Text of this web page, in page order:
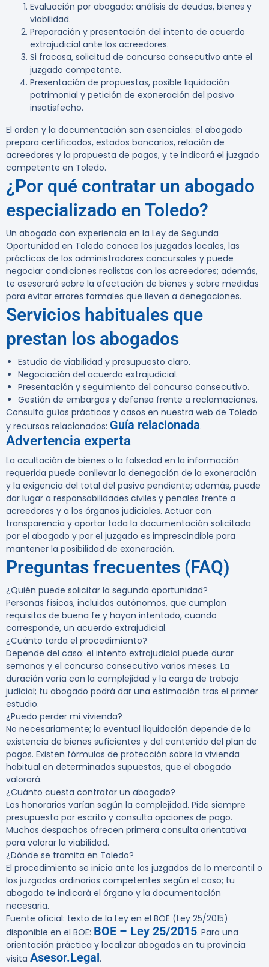
Evaluación por abogado: análisis de deudas, bienes y
viabilidad.
Preparación y presentación del intento de acuerdo
extrajudicial ante los acreedores.
Si fracasa, solicitud de concurso consecutivo ante el
juzgado competente.
Presentación de propuestas, posible liquidación
patrimonial y petición de exoneración del pasivo
insatisfecho.
El orden y la documentación son esenciales: el abogado
prepara certificados, estados bancarios, relación de
acreedores y la propuesta de pagos, y te indicará el juzgado
competente en Toledo.
¿Por qué contratar un abogado
especializado en Toledo?
Un abogado con experiencia en la Ley de Segunda
Oportunidad en Toledo conoce los juzgados locales, las
prácticas de los administradores concursales y puede
negociar condiciones realistas con los acreedores; además,
te asesorará sobre la afectación de bienes y sobre medidas
para evitar errores formales que lleven a denegaciones.
Servicios habituales que
prestan los abogados
Estudio de viabilidad y presupuesto claro.
Negociación del acuerdo extrajudicial.
Presentación y seguimiento del concurso consecutivo.
Gestión de embargos y defensa frente a reclamaciones.
Consulta guías prácticas y casos en nuestra web de Toledo
y recursos relacionados: Guía relacionada.
Advertencia experta
La ocultación de bienes o la falsedad en la información
requerida puede conllevar la denegación de la exoneración
y la exigencia del total del pasivo pendiente; además, puede
dar lugar a responsabilidades civiles y penales frente a
acreedores y a los órganos judiciales. Actuar con
transparencia y aportar toda la documentación solicitada
por el abogado y por el juzgado es imprescindible para
mantener la posibilidad de exoneración.
Preguntas frecuentes (FAQ)
¿Quién puede solicitar la segunda oportunidad?
Personas físicas, incluidos autónomos, que cumplan
requisitos de buena fe y hayan intentado, cuando
corresponde, un acuerdo extrajudicial.
¿Cuánto tarda el procedimiento?
Depende del caso: el intento extrajudicial puede durar
semanas y el concurso consecutivo varios meses. La
duración varía con la complejidad y la carga de trabajo
judicial; tu abogado podrá dar una estimación tras el primer
estudio.
¿Puedo perder mi vivienda?
No necesariamente; la eventual liquidación depende de la
existencia de bienes suficientes y del contenido del plan de
pagos. Existen fórmulas de protección sobre la vivienda
habitual en determinados supuestos, que el abogado
valorará.
¿Cuánto cuesta contratar un abogado?
Los honorarios varían según la complejidad. Pide siempre
presupuesto por escrito y consulta opciones de pago.
Muchos despachos ofrecen primera consulta orientativa
para valorar la viabilidad.
¿Dónde se tramita en Toledo?
El procedimiento se inicia ante los juzgados de lo mercantil o
los juzgados ordinarios competentes según el caso; tu
abogado te indicará el órgano y la documentación
necesaria.
Fuente oficial: texto de la Ley en el BOE (Ley 25/2015)
disponible en el BOE: BOE – Ley 25/2015. Para una
orientación práctica y localizar abogados en tu provincia
visita Asesor.Legal.